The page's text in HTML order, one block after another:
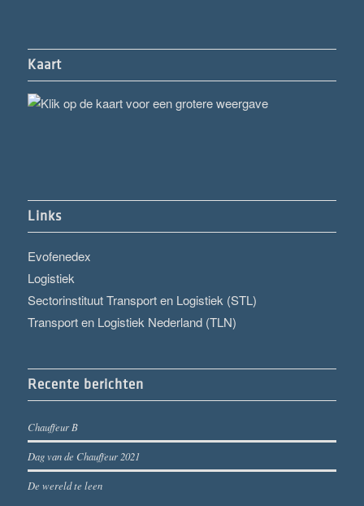
Kaart
Links
Evofenedex
Logistiek
Sectorinstituut Transport en Logistiek (STL)
Transport en Logistiek Nederland (TLN)
Recente berichten
Chauffeur B
Dag van de Chauffeur 2021
De wereld te leen